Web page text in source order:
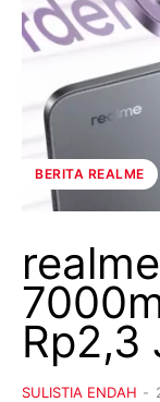
BERITA REALME
Rp2,3
SULISTIA ENDAH -